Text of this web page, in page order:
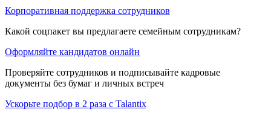
Корпоративная поддержка сотрудников
Какой соцпакет вы предлагаете семейным сотрудникам?
Оформляйте кандидатов онлайн
Проверяйте сотрудников и подписывайте кадровые
документы без бумаг и личных встреч
Ускорьте подбор в 2 раза с Talantix